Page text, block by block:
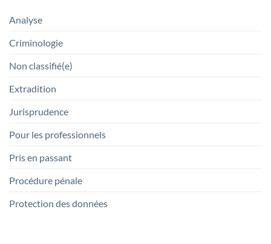
Analyse
Criminologie
Non classifié(e)
Extradition
Jurisprudence
Pour les professionnels
Pris en passant
Procédure pénale
Protection des données